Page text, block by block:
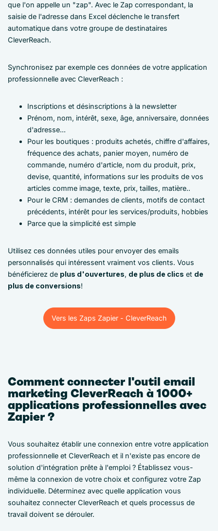
que l'on appelle un "zap". Avec le Zap correspondant, la
saisie de l'adresse dans Excel déclenche le transfert
automatique dans votre groupe de destinataires
CleverReach.
Synchronisez par exemple ces données de votre application
professionnelle avec CleverReach :
Inscriptions et désinscriptions à la newsletter
Prénom, nom, intérêt, sexe, âge, anniversaire, données
d'adresse...
Pour les boutiques : produits achetés, chiffre d'affaires,
fréquence des achats, panier moyen, numéro de
commande, numéro d'article, nom du produit, prix,
devise, quantité, informations sur les produits de vos
articles comme image, texte, prix, tailles, matière..
Pour le CRM : demandes de clients, motifs de contact
précédents, intérêt pour les services/produits, hobbies
Parce que la simplicité est simple
Utilisez ces données utiles pour envoyer des emails
personnalisés qui intéressent vraiment vos clients. Vous
bénéficierez de plus d'ouvertures, de plus de clics et de
plus de conversions!
Vers les Zaps Zapier - CleverReach
Vers les Zaps Zapier - CleverReach
Comment connecter l'outil email
marketing CleverReach à 1000+
applications professionnelles avec
Zapier ?
Vous souhaitez établir une connexion entre votre application
professionnelle et CleverReach et il n'existe pas encore de
solution d'intégration prête à l'emploi ? Établissez vous-
même la connexion de votre choix et configurez votre Zap
individuelle. Déterminez avec quelle application vous
souhaitez connecter CleverReach et quels processus de
travail doivent se dérouler.